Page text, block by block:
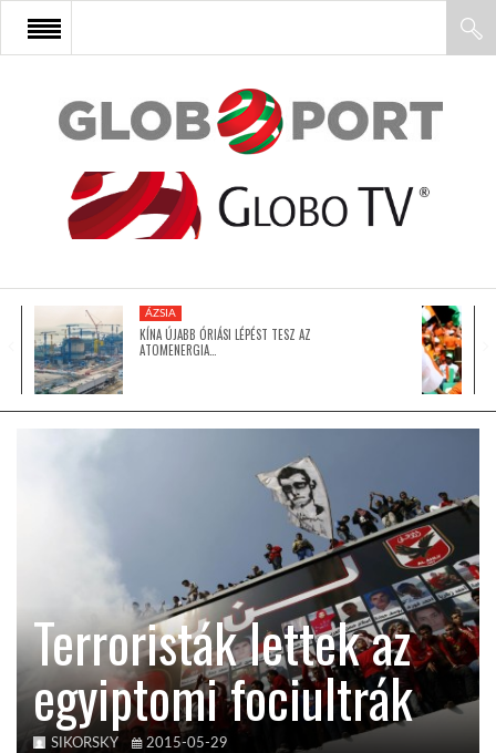
FŐOLDAL
AFRIKA
ÁZSIA
A VILÁG ITTHON
ÁZSIA
KÍNA ÚJABB ÓRIÁSI LÉPÉST TESZ AZ
ATOMENERGIA…
Terroristák lettek az
egyiptomi fociultrák
SIKORSKY 2015-05-29